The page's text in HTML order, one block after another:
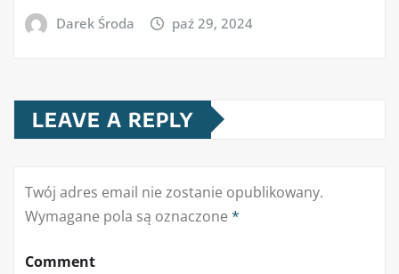
Darek Środa paź 29, 2024
LEAVE A REPLY
Twój adres email nie zostanie opublikowany.
Wymagane pola są oznaczone *
Comment